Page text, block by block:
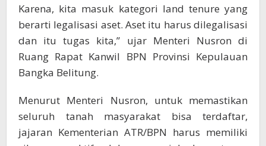
Karena, kita masuk kategori land tenure yang
berarti legalisasi aset. Aset itu harus dilegalisasi
dan itu tugas kita,” ujar Menteri Nusron di
Ruang Rapat Kanwil BPN Provinsi Kepulauan
Bangka Belitung.
Menurut Menteri Nusron, untuk memastikan
seluruh tanah masyarakat bisa terdaftar,
jajaran Kementerian ATR/BPN harus memiliki